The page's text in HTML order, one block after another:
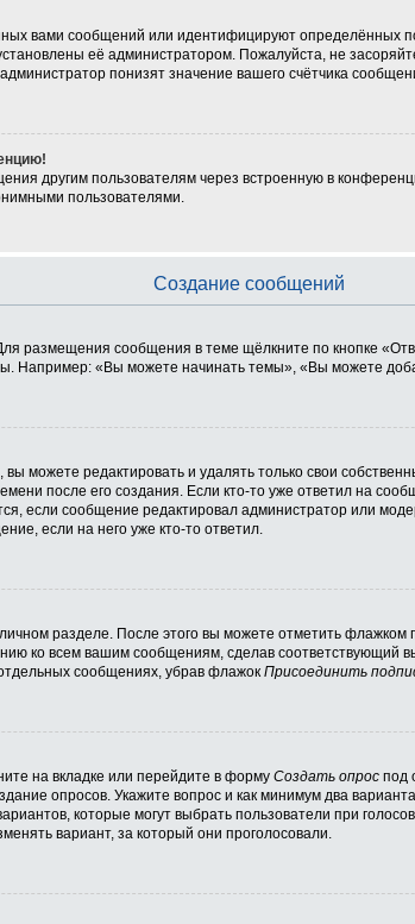
вами сообщений или идентифицируют определённых
её администратором. Пожалуйста, не
понизят значение вашего счётчика
другим пользователям через встроенную в
пользователями.
Создание сообщений
размещения сообщения в теме щёлкните по кнопке
Например: «Вы можете начинать темы», «Вы можете
можете редактировать и удалять только свои
после его создания. Если кто-то уже ответил на
если сообщение редактировал администратор или
если на него уже кто-то ответил.
разделе. После этого вы можете отметить флажком
ко всем вашим сообщениям, сделав соответствующий
сообщениях, убрав флажок Присоединить
на вкладке или перейдите в форму Создать опроспод
опросов. Укажите вопрос и как минимум два
которые могут выбрать пользователи при
вариант, за который они проголосовали.